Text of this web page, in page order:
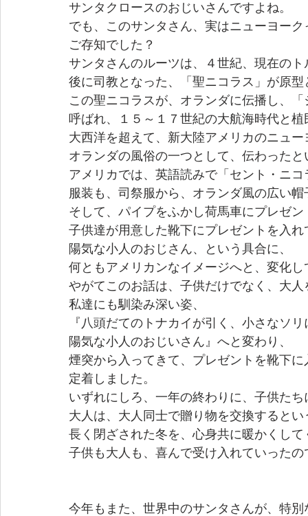
サンタクロースのおじいさんですよね。
でも、このサンタさん、実はニューヨー
ご存知でした？
サンタさんのルーツは、４世紀、現在の
後に司教となった、「聖ニコラス」が原
この聖ニコラスが、オランダに伝播し、
呼ばれ、１５～１７世紀の大航海時代と
大西洋を超えて、新大陸アメリカのニュー
オランダの風俗の一つとして、伝わった
アメリカでは、英語読みで「セント・ニ
服装も、司祭服から、オランダ風の広い
そして、パイプをふかし荷馬車にプレゼン
子供達が用意した靴下にプレゼントを入れ
陽気な小人のおじさん、という具合に、
何ともアメリカンなイメージへと、変化し
やがてこのお話は、子供だけでなく、大
私達にも馴染み深い姿、
『八頭だてのトナカイが引く、小さなソ
陽気な小人のおじいさん』へと変わり、
煙突から入ってきて、プレゼントを靴下
定着しました。
いずれにしろ、一年の終わりに、子供た
大人は、大人同士で贈り物を交換すると
長く閉ざされた冬を、心身共に暖かくし
子供も大人も、喜んで受け入れていったの
今年もまた、世界中のサンタさんが、特